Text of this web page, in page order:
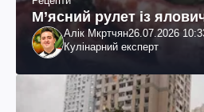
М’ясний рулет із
Алік Мкртчян26.07.2026
Кулінарний експерт